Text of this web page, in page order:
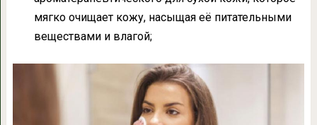
мягко очищает кожу, насыщая её питательными
веществами и влагой;